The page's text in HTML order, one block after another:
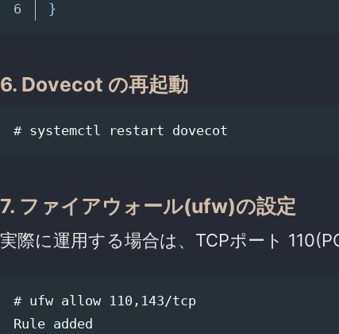
}
6. Dovecot の再起動
7. ファイアウォール(ufw)の設定
実際に運用する場合は、TCPポート
# ufw allow 110,143/tcp
Rule added